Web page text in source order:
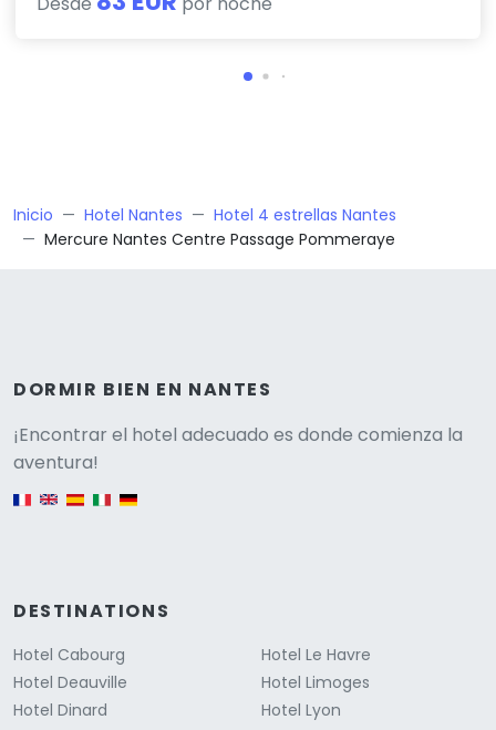
Inicio Hotel Nantes
Hotel 4 estrellas Nantes
Mercure Nantes Centre Passage Pommeraye
DORMIR BIEN EN NANTES
¡Encontrar el hotel adecuado es donde comienza la
aventura!
English version
DESTINATIONS
Hotel Cabourg
Hotel Deauville
Hotel Dinard
Hotel Le Havre
Hotel Limoges
Hotel Lyon